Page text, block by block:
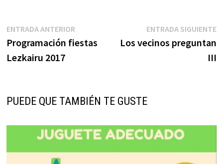
Navegación
de
ENTRADA ANTERIOREntrada
anterior:
Programación fiestas
Lezkairu 2017
ENTRADA SIGUIENTE
Los vecinos preguntan
III
PUEDE QUE TAMBIÉN TE GUSTE